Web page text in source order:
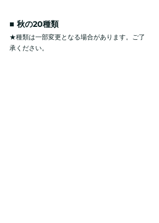
■ 秋の20種類
★種類は一部変更となる場合があります。ご了
承ください。